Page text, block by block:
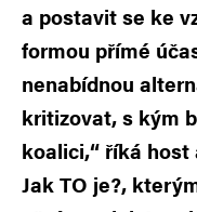
a postavit se ke
formou přímé
nenabídnou
kritizovat, s kým
koalici,“ říká
Jak TO je?,